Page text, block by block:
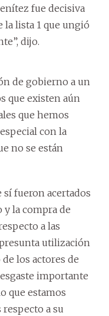
fue decisiva
lista 1 que ungió
dijo.
de gobierno a un
que existen aún
que hemos
con la
no se están
fueron acertados
y la compra de
a las
utilización
los actores de
importante
que estamos
a su